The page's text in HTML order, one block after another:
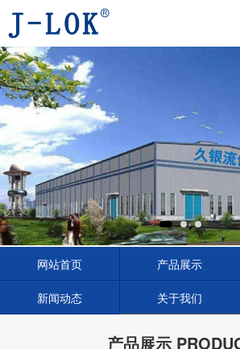
网站首页 产品展示
新闻动态 关于我们
产品展示